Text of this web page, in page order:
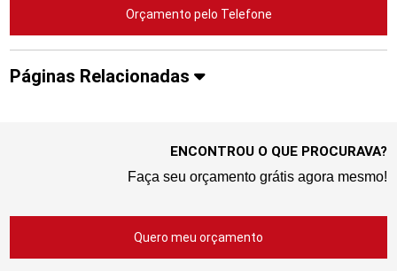
Orçamento pelo Telefone
Páginas Relacionadas
ENCONTROU O QUE PROCURAVA?
Faça seu orçamento grátis agora mesmo!
Quero meu orçamento